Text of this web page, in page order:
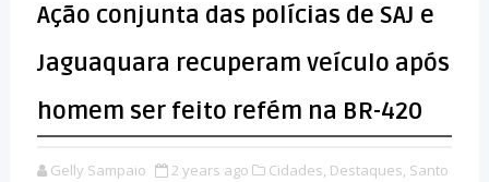
Ação conjunta das polícias de SAJ e
Jaguaquara recuperam veículo após
homem ser feito refém na BR-420
Gelly Sampaio 2 years ago Cidades, Destaques, Santo